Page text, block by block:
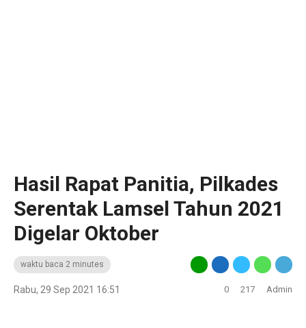
Hasil Rapat Panitia, Pilkades
Serentak Lamsel Tahun 2021
Digelar Oktober
waktu baca 2 minutes
Rabu, 29 Sep 2021 16:51 0 217 Admin